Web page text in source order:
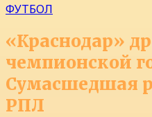
ФУТБОЛ
«Краснодар»
чемпионской
Сумасшедшая
РПЛ